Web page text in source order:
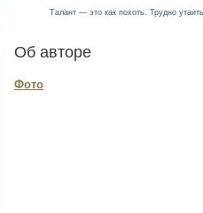
Талант — это как похоть. Трудно
Об авторе
Фото